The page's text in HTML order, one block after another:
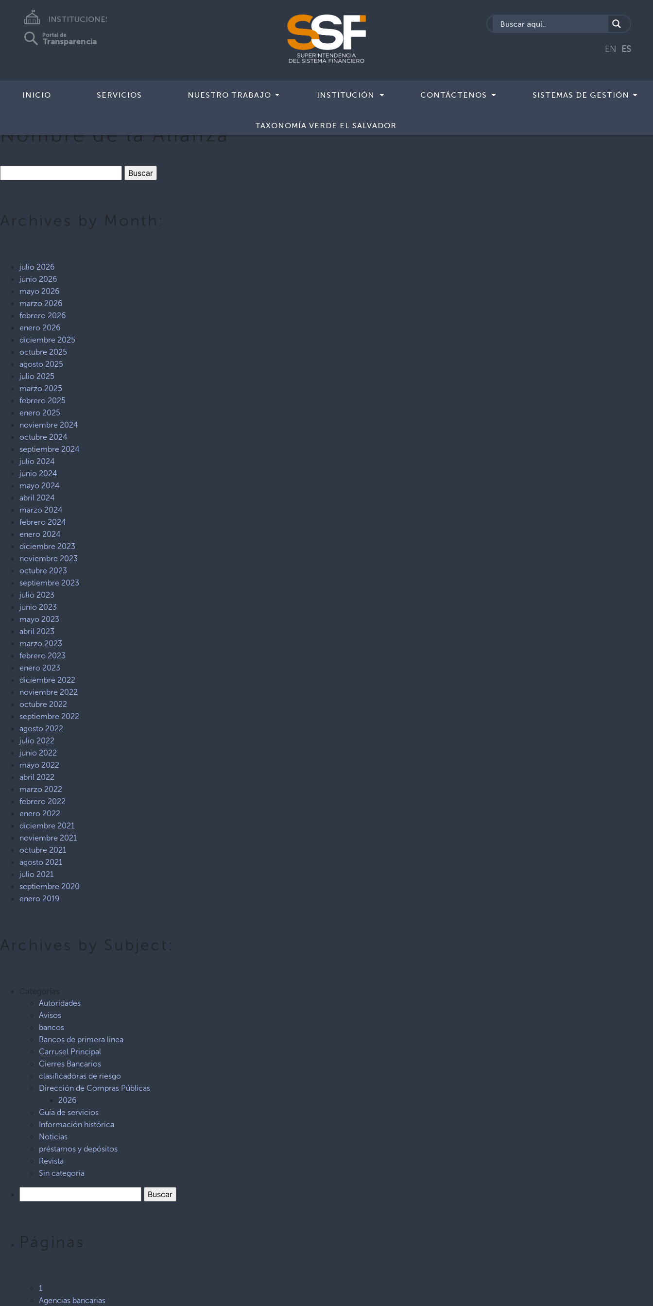
INSTITUCIONES
Portal de
Transparencia
EN ES
INICIO SERVICIOS NUESTRO TRABAJO INSTITUCIÓN CONTÁCTENOS SISTEMAS DE GESTIÓN
TAXONOMÍA VERDE EL SALVADOR
Nombre de la Alianza
Archives by Month:
julio 2026
junio 2026
mayo 2026
marzo 2026
febrero 2026
enero 2026
diciembre 2025
octubre 2025
agosto 2025
julio 2025
marzo 2025
febrero 2025
enero 2025
noviembre 2024
octubre 2024
septiembre 2024
julio 2024
junio 2024
mayo 2024
abril 2024
marzo 2024
febrero 2024
enero 2024
diciembre 2023
noviembre 2023
octubre 2023
septiembre 2023
julio 2023
junio 2023
mayo 2023
abril 2023
marzo 2023
febrero 2023
enero 2023
diciembre 2022
noviembre 2022
octubre 2022
septiembre 2022
agosto 2022
julio 2022
junio 2022
mayo 2022
abril 2022
marzo 2022
febrero 2022
enero 2022
diciembre 2021
noviembre 2021
octubre 2021
agosto 2021
julio 2021
septiembre 2020
enero 2019
Archives by Subject:
Categorías
Autoridades
Avisos
bancos
Bancos de primera linea
Carrusel Principal
Cierres Bancarios
clasificadoras de riesgo
Dirección de Compras Públicas
2026
Guía de servicios
Información histórica
Noticias
préstamos y depósitos
Revista
Sin categoría
Páginas
1
Agencias bancarias